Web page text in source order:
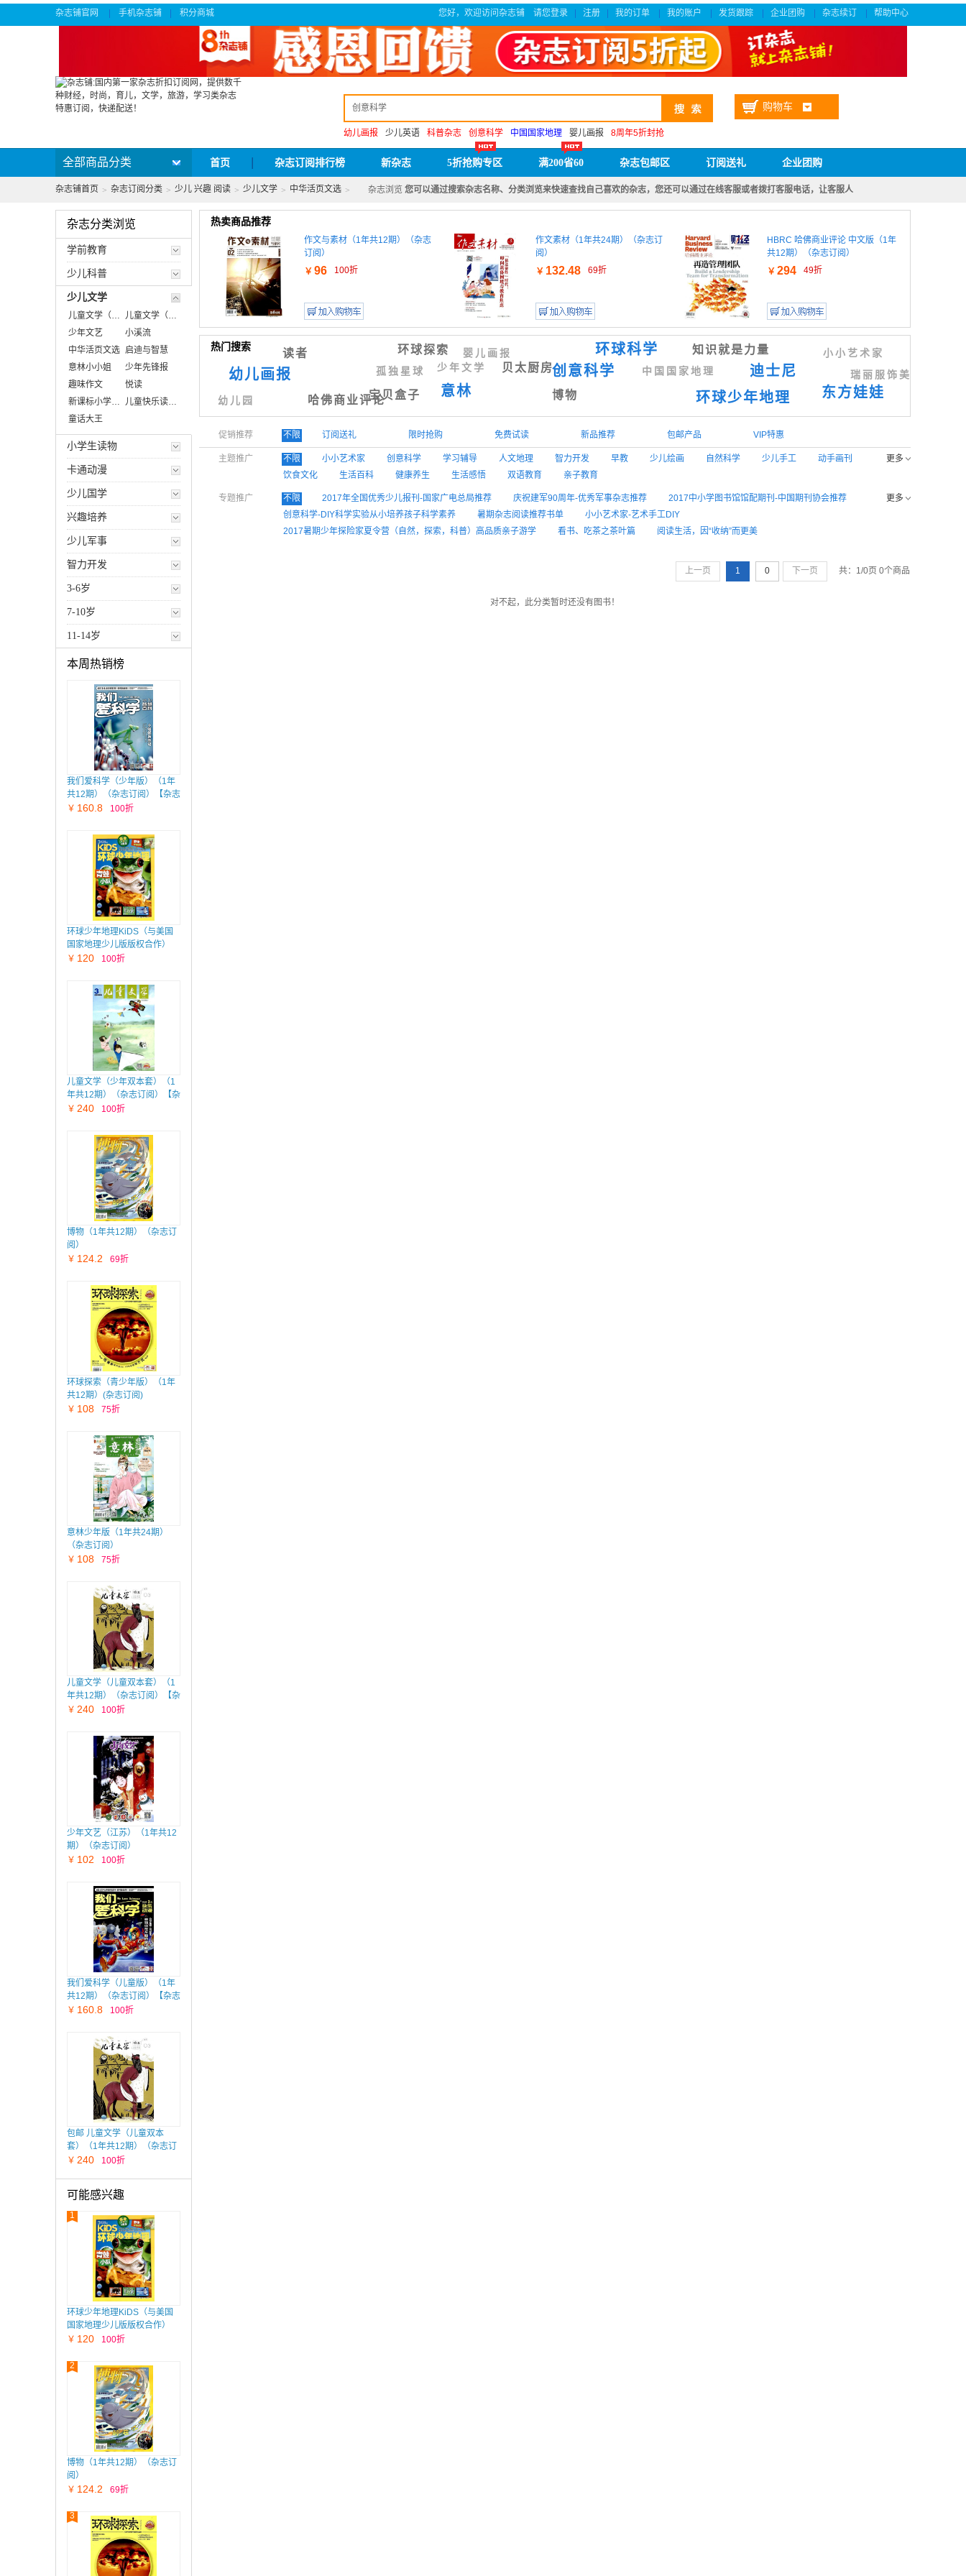
杂志铺官网 | 手机杂志铺 | 积分商城 您好，欢迎访问杂志铺 请您登录
|
注册
|
我的订单
|
我的账户
|
发货跟踪
|
企业团购
|
杂志续订
|
帮助中心
购物车
幼儿画报 少儿英语 科普杂志 创意科学 中国国家地理 婴儿画报 8周年5折封抢
全部商品分类 首页 杂志订阅排行榜 新杂志 5折抢购专区 满200省60 杂志包邮区 订阅送礼 企业团购
杂志铺首页 > 杂志订阅分类 > 少儿 兴趣 阅读 > 少儿文学 > 中华活页文选 > 杂志浏览 您可以通过搜索杂志名称、分类浏览来快速查找自己喜欢的杂志，您还可以通过在线客服或者拨打客服电话，让客服人员为您查找
杂志分类浏览
学前教育
少儿科普
少儿文学
儿童文学（儿童版）
儿童文学（少年版）
少年文艺
小溪流
中华活页文选 启迪与智慧
意林小小姐
少年先锋报
趣味作文
悦读
新课标小学生拓展分级阅读
儿童快乐读写+我爱写日记
童话大王
小学生读物
卡通动漫
少儿国学
兴趣培养
少儿军事
智力开发
3-6岁
7-10岁
11-14岁
本周热销榜
我们爱科学（少年版）（1年
共12期）（杂志订阅）【杂志
铺专供】
￥ 160.8 100折
环球少年地理KiDS（与美国
国家地理少儿版版权合作）
（1年共12期）（杂志订阅）
￥ 120 100折
儿童文学（少年双本套）（1
年共12期）（杂志订阅）【杂
志铺专供】
￥ 240 100折
博物（1年共12期）（杂志订
阅）
￥ 124.2 69折
环球探索（青少年版）（1年
共12期）(杂志订阅)
￥ 108 75折
意林少年版（1年共24期）
（杂志订阅）
￥ 108 75折
儿童文学（儿童双本套）（1
年共12期）（杂志订阅）【杂
志铺专供】
￥ 240 100折
少年文艺（江苏）（1年共12
期）（杂志订阅）
￥ 102 100折
我们爱科学（儿童版）（1年
共12期）（杂志订阅）【杂志
铺专供】
￥ 160.8 100折
包邮 儿童文学（儿童双本
套）（1年共12期）（杂志订
阅）【杂志铺专供】
￥ 240 100折
可能感兴趣
1
环球少年地理KiDS（与美国
国家地理少儿版版权合作）
（1年共12期）（杂志订阅）
￥ 120 100折
2
博物（1年共12期）（杂志订
阅）
￥ 124.2 69折
3
热卖商品推荐
作文与素材（1年共12期）（杂志
订阅）
￥ 96 100折
作文素材（1年共24期）（杂志订
阅）
￥ 132.48 69折
HBRC 哈佛商业评论 中文版（1年
共12期）（杂志订阅）
￥ 294 49折
热门搜索
中国国家地理
读者
幼儿画报 少年文学 贝太厨房创意科学
婴儿画报
宝贝盒子 意林
幼儿园 哈佛商业评论
环球科学 小小艺术家
环球探索
环球少年地理
孤独星球
博物
迪士尼 瑞丽服饰美容
知识就是力量
东方娃娃
促销推荐 不限 订阅送礼 限时抢购 免费试读 新品推荐 包邮产品 VIP特惠
主题推广 不限 小小艺术家 创意科学 学习辅导 人文地理 智力开发 早教 少儿绘画 自然科学 少儿手工
动手画刊
饮食文化
生活百科 健康养生 生活感悟 双语教育 亲子教育
更多
专题推广 不限 2017年全国优秀少儿报刊-国家广电总局推荐 庆祝建军90周年-优秀军事杂志推荐
2017中小学图书馆馆配期刊-中国期刊协会推荐
创意科学-DIY科学实验从小培养孩子科学素养
暑期杂志阅读推荐书单
小小艺术家-艺术手工DIY
2017暑期少年探险家夏令营（自然，探索，科普）高品质亲子游学
看书、吃茶之茶叶篇
阅读生活，因“收纳”而更美
更多
上一页 1 0 下一页 共：1/0页 0个商品
对不起，此分类暂时还没有图书！